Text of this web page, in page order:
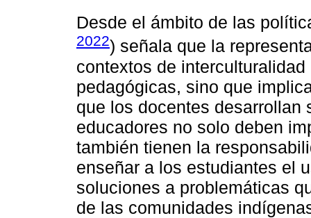
Desde el ámbito de las
2022) señala que la
contextos de
pedagógicas, sino que
que los docentes desarrollan
educadores no solo deben
también tienen la
enseñar a los estudiantes el
soluciones a problemáticas
de las comunidades